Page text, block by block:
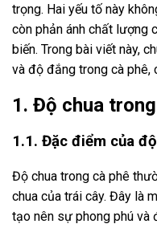
trọng. Hai yếu tố này
còn phản ánh chất lượng
biến. Trong bài viết này,
và độ đắng trong cà phê,
1. Độ chua
1.1. Đặc điểm của
Độ chua trong cà phê
chua của trái cây. Đây là
tạo nên sự phong phú và